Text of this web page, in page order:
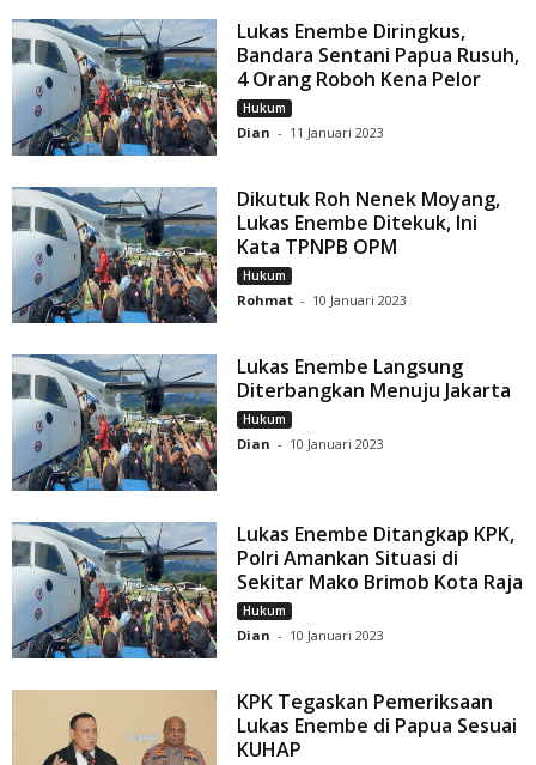
Lukas Enembe Diringkus,
Bandara Sentani Papua Rusuh,
4 Orang Roboh Kena Pelor
Hukum
Dian - 11 Januari 2023
Dikutuk Roh Nenek Moyang,
Lukas Enembe Ditekuk, Ini
Kata TPNPB OPM
Hukum
Rohmat - 10 Januari 2023
Lukas Enembe Langsung
Diterbangkan Menuju Jakarta
Hukum
Dian - 10 Januari 2023
Lukas Enembe Ditangkap KPK,
Polri Amankan Situasi di
Sekitar Mako Brimob Kota Raja
Hukum
Dian - 10 Januari 2023
KPK Tegaskan Pemeriksaan
Lukas Enembe di Papua Sesuai
KUHAP